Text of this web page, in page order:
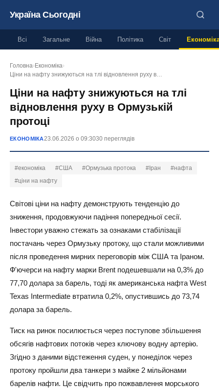
Україна Сьогодні
Всі Загальне Війна Політика Світ
Головна› Економіка›
Ціни на нафту знижуються на тлі відновлення руху в…
Ціни на нафту знижуються на тлі
відновлення руху в Ормузькій
протоці
ЕКОНОМІКА23.06.2026 о 09:3030 переглядів
#економіка #США #Ормузька протока #Іран
#нафта
#ціни на нафту
Світові ціни на нафту демонструють тенденцію до
зниження, продовжуючи падіння попередньої сесії.
Інвестори уважно стежать за ознаками стабілізації
постачань через Ормузьку протоку, що стали можливими
після проведення мирних переговорів між США та Іраном.
Ф'ючерси на нафту марки Brent подешевшали на 0,3% до
77,70 долара за барель, тоді як американська нафта West
Texas Intermediate втратила 0,2%, опустившись до 73,74
долара за барель.
Тиск на ринок посилюється через поступове збільшення
обсягів нафтових потоків через ключову водну артерію.
Згідно з даними відстеження суден, у понеділок через
протоку пройшли два танкери з майже 2 мільйонами
барелів нафти. Це свідчить про пожвавлення морського